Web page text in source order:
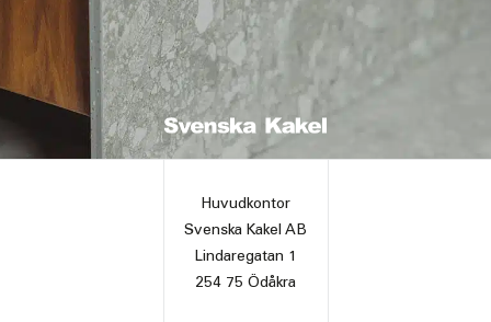
Huvudkontor
Svenska Kakel AB
Lindaregatan 1
254 75 Ödåkra